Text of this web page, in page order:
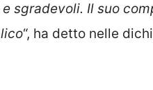
sgradevoli. Il suo
“, ha detto nelle